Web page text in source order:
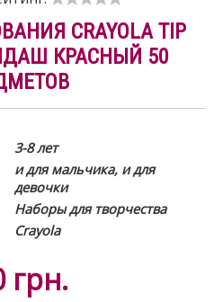
CRAYOLA TIP
КРАСНЫЙ 50
3-8 лет
и для мальчика, и для
девочки
Наборы для творчества
Crayola
грн.